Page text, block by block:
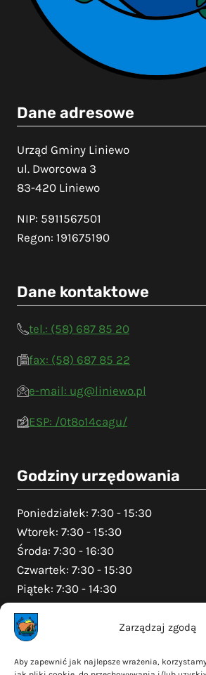
Zarządzaj zgodą
Aby zapewnić jak najlepsze wrażenia,
Dane adresowe
Urząd Gminy Liniewo
ul. Dworcowa 3
83-420 Liniewo
NIP: 5911567501
Regon: 191675190
Dane kontaktowe
tel.: (58) 687 85 20
fax: (58) 687 85 22
e-mail: ug@liniewo.pl
ESP: /0t8o14cagu/
Godziny urzędowania
Poniedziałek: 7:30 - 15:30
Wtorek: 7:30 - 15:30
Środa: 7:30 - 16:30
Czwartek: 7:30 - 15:30
Piątek: 7:30 - 14:30
Na skróty